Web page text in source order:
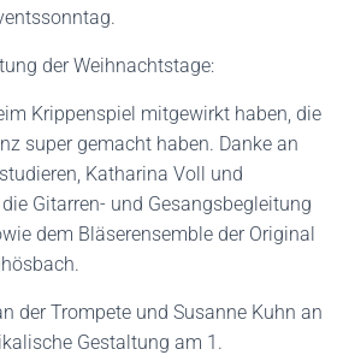
der Weihnachtstage:
Krippenspiel mitgewirkt haben, die
super gemacht haben. Danke an
Katharina Voll und
Gitarren- und Gesangsbegleitung
dem Bläserensemble der Original
der Trompete und Susanne Kuhn an
Gestaltung am 1.